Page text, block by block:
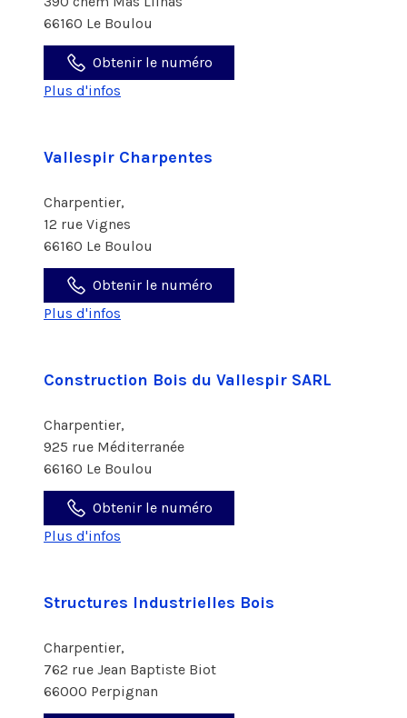
66160 Le Boulou
Obtenir le numéro
Plus d'infos
Vallespir Charpentes
Charpentier,
12 rue Vignes
66160 Le Boulou
Obtenir le numéro
Plus d'infos
Construction Bois du Vallespir SARL
Charpentier,
925 rue Méditerranée
66160 Le Boulou
Obtenir le numéro
Plus d'infos
Structures Industrielles Bois
Charpentier,
762 rue Jean Baptiste Biot
66000 Perpignan